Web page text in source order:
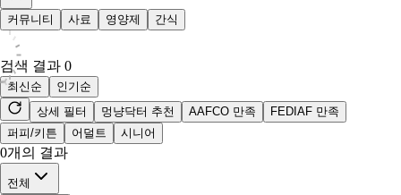
커뮤니티 사료 영양제 간식
검색 결과 0
최신순
인기순
상세 필터
멍냥닥터 추천 AAFCO 만족
FEDIAF 만족
퍼피/키튼
어덜트 시니어
0개의 결과
전체